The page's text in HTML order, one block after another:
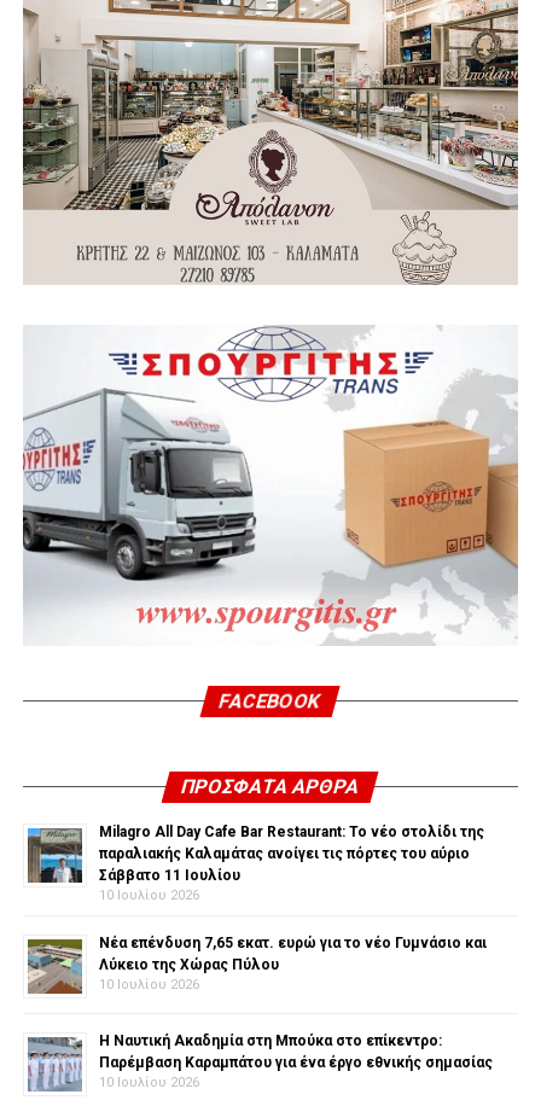
FACEBOOK
ΠΡΌΣΦΑΤΑ ΆΡΘΡΑ
Milagro All Day Cafe Bar Restaurant: Το νέο στολίδι της
παραλιακής Καλαμάτας ανοίγει τις πόρτες του αύριο
Σάββατο 11 Ιουλίου
10 Ιουλίου 2026
Νέα επένδυση 7,65 εκατ. ευρώ για το νέο Γυμνάσιο και
Λύκειο της Χώρας Πύλου
10 Ιουλίου 2026
Η Ναυτική Ακαδημία στη Μπούκα στο επίκεντρο:
Παρέμβαση Καραμπάτου για ένα έργο εθνικής σημασίας
10 Ιουλίου 2026